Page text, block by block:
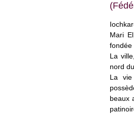
Mari
fondée
La
nord
La
beaux